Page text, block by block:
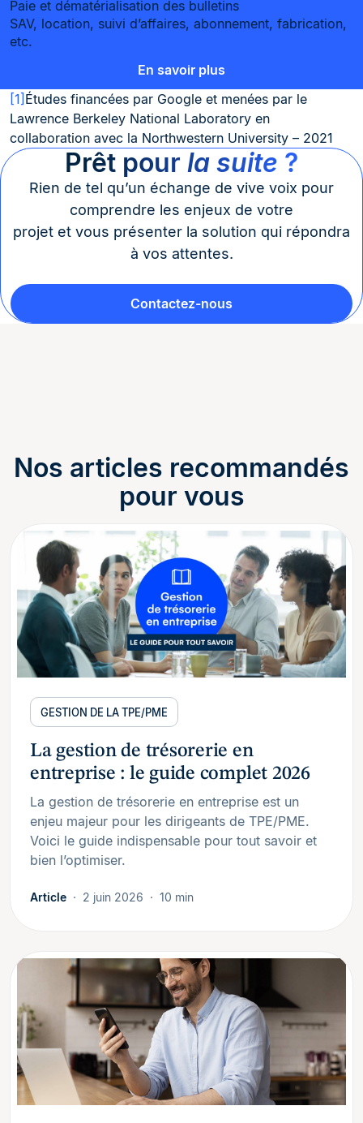
Paie et dématérialisation des bulletins
SAV, location, suivi d’affaires, abonnement, fabrication,
etc.
En savoir plus
[1] Études financées par Google et menées par le
Lawrence Berkeley National Laboratory en
collaboration avec la Northwestern University – 2021
Prêt pour la suite ?
Rien de tel qu’un échange de vive voix pour
comprendre les enjeux de votre
projet et vous présenter la solution qui répondra
à vos attentes.
Contactez-nous
Nos articles recommandés
pour vous
GESTION DE LA TPE/PME
La gestion de trésorerie en
entreprise : le guide complet 2026
La gestion de trésorerie en entreprise est un
enjeu majeur pour les dirigeants de TPE/PME.
Voici le guide indispensable pour tout savoir et
bien l’optimiser.
Article 2 juin 2026 10 min